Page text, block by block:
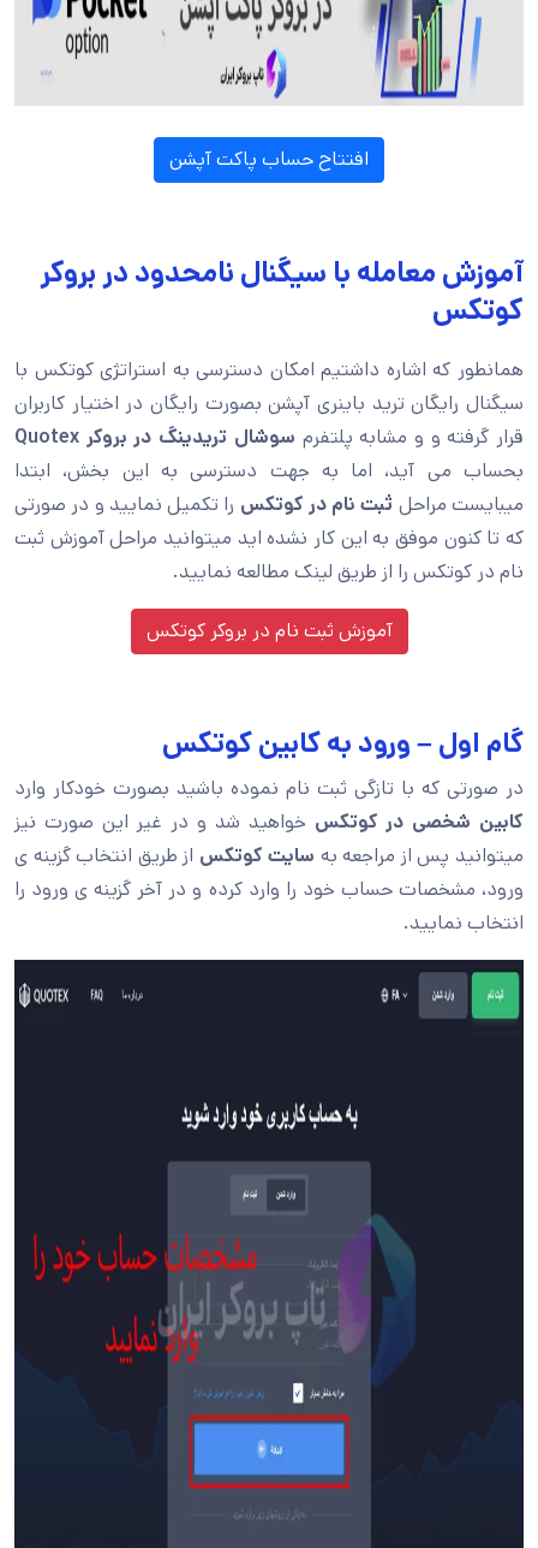
افتتاح حساب پاکت آپشن
آموزش معامله با سیگنال نامحدود در بروکر
کوتکس
همانطور که اشاره داشتیم امکان دسترسی به استراتژی کوتکس با
سیگنال رایگان ترید باینری آپشن بصورت رایگان در اختیار کاربران
قرار گرفته و و مشابه پلتفرم سوشال تریدینگ در بروکر Quotex
بحساب می آید، اما به جهت دسترسی به این بخش، ابتدا
میبایست مراحل ثبت نام در کوتکس را تکمیل نمایید و در صورتی
که تا کنون موفق به این کار نشده اید میتوانید مراحل آموزش ثبت
نام در کوتکس را از طریق لینک مطالعه نمایید.
آموزش ثبت نام در بروکر کوتکس
گام اول – ورود به کابین کوتکس
در صورتی که با تازگی ثبت نام نموده باشید بصورت خودکار وارد
کابین شخصی در کوتکس خواهید شد و در غیر این صورت نیز
میتوانید پس از مراجعه به سایت کوتکس از طریق انتخاب گزینه ی
ورود، مشخصات حساب خود را وارد کرده و در آخر گزینه ی ورود را
انتخاب نمایید.